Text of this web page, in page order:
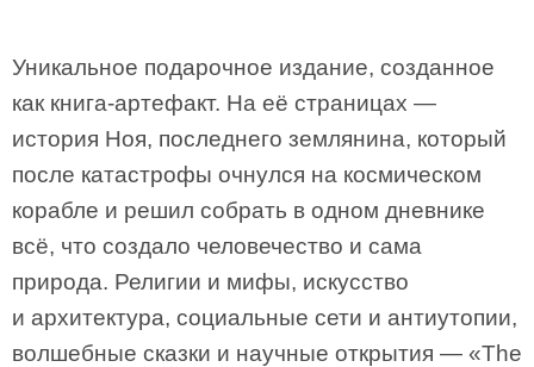
Уникальное подарочное издание, созданное
как книга-артефакт. На её страницах —
история Ноя, последнего землянина, который
после катастрофы очнулся на космическом
корабле и решил собрать в одном дневнике
всё, что создало человечество и сама
природа. Религии и мифы, искусство
и архитектура, социальные сети и антиутопии,
волшебные сказки и научные открытия — «The